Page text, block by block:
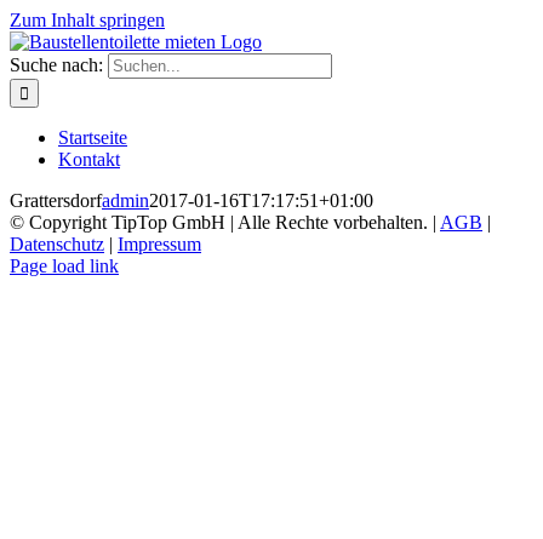
Zum Inhalt springen
Suche nach:
Startseite
Kontakt
Grattersdorfadmin2017-01-16T17:17:51+01:00
© Copyright TipTop GmbH | Alle Rechte vorbehalten. | AGB |
Datenschutz | Impressum
Page load link